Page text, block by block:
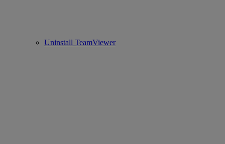
Uninstall TeamViewer